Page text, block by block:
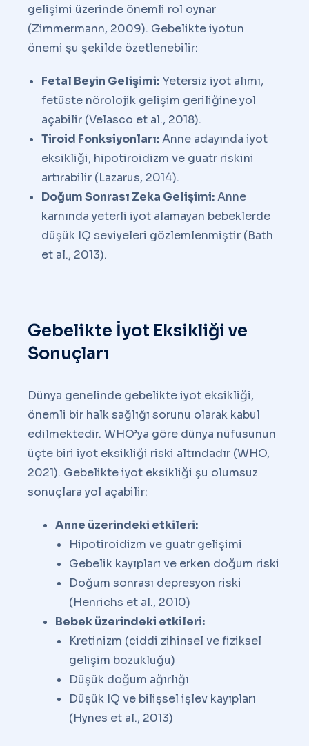
gelişimi üzerinde önemli rol oynar
(Zimmermann, 2009). Gebelikte iyotun
önemi şu şekilde özetlenebilir:
Fetal Beyin Gelişimi: Yetersiz iyot alımı,
fetüste nörolojik gelişim geriliğine yol
açabilir (Velasco et al., 2018).
Tiroid Fonksiyonları:Anne adayında iyot
eksikliği, hipotiroidizm ve guatr riskini
artırabilir (Lazarus, 2014).
Doğum Sonrası Zeka Gelişimi:Anne
karnında yeterli iyot alamayan bebeklerde
düşük IQ seviyeleri gözlemlenmiştir (Bath
et al., 2013).
Gebelikte İyot Eksikliği ve
Sonuçları
Dünya genelinde gebelikte iyot eksikliği,
önemli bir halk sağlığı sorunu olarak kabul
edilmektedir. WHO’ya göre dünya nüfusunun
üçte biri iyot eksikliği riski altındadır (WHO,
2021). Gebelikte iyot eksikliği şu olumsuz
sonuçlara yol açabilir:
Anne üzerindeki etkileri:
Hipotiroidizm ve guatr gelişimi
Gebelik kayıpları ve erken doğum riski
Doğum sonrası depresyon riski
(Henrichs et al., 2010)
Bebek üzerindeki etkileri:
Kretinizm (ciddi zihinsel ve fiziksel
gelişim bozukluğu)
Düşük doğum ağırlığı
Düşük IQ ve bilişsel işlev kayıpları
(Hynes et al., 2013)